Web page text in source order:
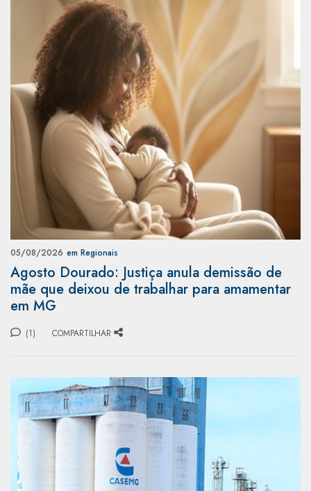
05/08/2026 em Regionais
Agosto Dourado: Justiça anula demissão de
mãe que deixou de trabalhar para amamentar
em MG
(1) COMPARTILHAR